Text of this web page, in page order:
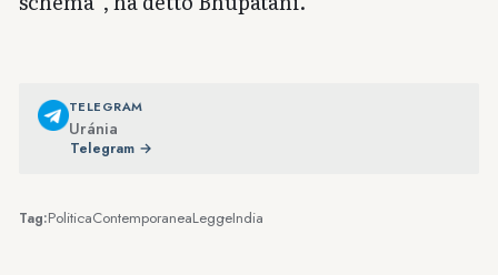
TELEGRAM
Uránia
Telegram →
Tag:PoliticaContemporaneaLeggeIndia